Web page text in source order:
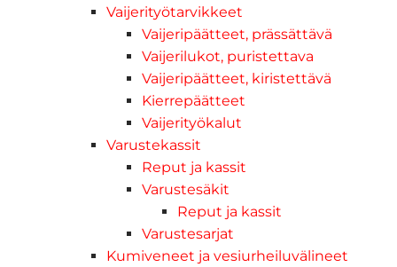
Vaijerityötarvikkeet
Vaijeripäätteet, prässättävä
Vaijerilukot, puristettava
Vaijeripäätteet, kiristettävä
Kierrepäätteet
Vaijerityökalut
Varustekassit
Reput ja kassit
Varustesäkit
Reput ja kassit
Varustesarjat
Kumiveneet ja vesiurheiluvälineet